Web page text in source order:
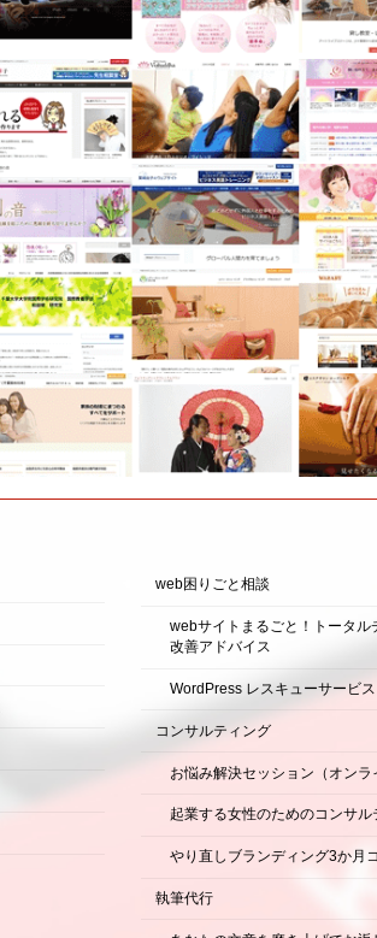
web困りごと相談
webサイトまるごと！トータル
改善アドバイス
WordPress レスキューサービス
コンサルティング
お悩み解決セッション（オンラ
起業する女性のためのコンサル
やり直しブランディング3か月
執筆代行